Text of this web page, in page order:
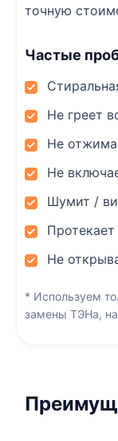
точную
Частые
Не греет
Не
Не
Шумит /
Не
* Используем
замены ТЭНа,